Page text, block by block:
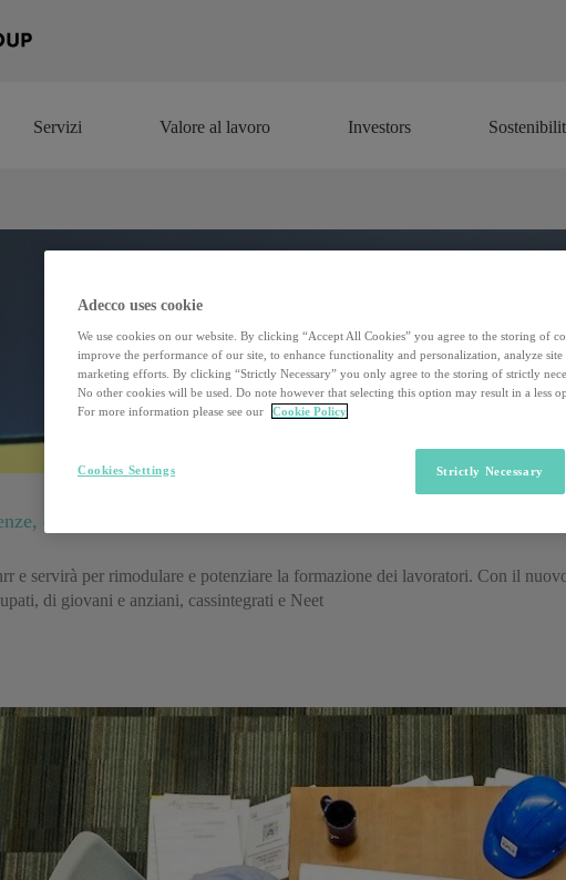
Servizi Valore al lavoro Investors
ecco cosa prevede
e servirà per rimodulare e potenziare la formazione dei lavoratori. Con il
di giovani e anziani, cassintegrati e Neet
Adecco uses cookie
We use cookies on our website. By clicking “Accept All Cookies” you agree to the storing of
improve the performance of our site, to enhance functionality and personalization, analyze site
marketing efforts. By clicking “Strictly Necessary” you only agree to the storing of strictly
No other cookies will be used. Do note however that selecting this option may result in a less
For more information please see our
Cookie Policy
Strictly Necessary
Cookies Settings